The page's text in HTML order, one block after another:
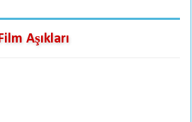
Aşıkları